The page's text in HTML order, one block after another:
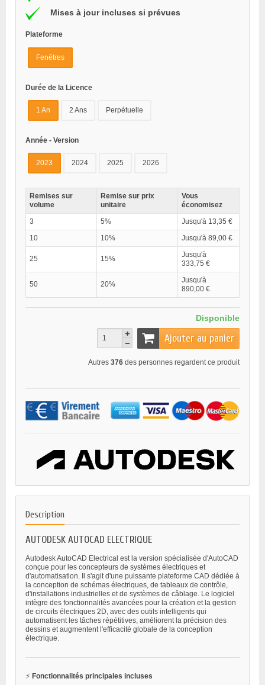
Mises à jour incluses si prévues
Plateforme
Fenêtres
Durée de la Licence
1 An 2 Ans Perpétuelle
Année - Version
2023 2024 2025 2026
Remises sur
volume
Remise sur prix
unitaire
Vous
économisez
3
5%
Jusqu'à 13,35 €
10
10% Jusqu'à 89,00 €
25 15%
Jusqu'à
333,75 €
50 20%
Jusqu'à
890,00 €
Disponible
Ajouter au panier
Autres 376 des personnes regardent ce produit
Description
AUTODESK AUTOCAD ELECTRIQUE
Autodesk AutoCAD Electrical est la version spécialisée d'AutoCAD
conçue pour les concepteurs de systèmes électriques et
d'automatisation. Il s'agit d'une puissante plateforme CAD dédiée à
la conception de schémas électriques, de tableaux de contrôle,
d'installations industrielles et de systèmes de câblage. Le logiciel
intègre des fonctionnalités avancées pour la création et la gestion
de circuits électriques 2D, avec des outils intelligents qui
automatisent les tâches répétitives, améliorent la précision des
dessins et augmentent l'efficacité globale de la conception
électrique.
⚡ Fonctionnalités principales incluses